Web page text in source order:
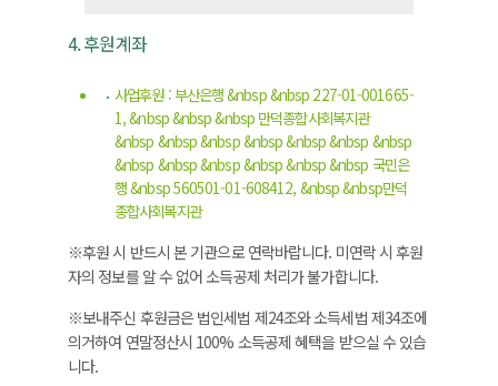
4. 후원계좌
사업후원 : 부산은행 &nbsp &nbsp 227-01-001665-
1, &nbsp &nbsp &nbsp 만덕종합사회복지관
&nbsp &nbsp &nbsp &nbsp &nbsp &nbsp &nbsp
&nbsp &nbsp &nbsp &nbsp &nbsp &nbsp 국민은
행 &nbsp 560501-01-608412, &nbsp &nbsp만덕
종합사회복지관
※후원 시 반드시 본 기관으로 연락바랍니다. 미연락 시 후원
자의 정보를 알 수 없어 소득공제 처리가 불가합니다.
※보내주신 후원금은 법인세법 제24조와 소득세법 제34조에
의거하여 연말정산시 100% 소득공제 혜택을 받으실 수 있습
니다.